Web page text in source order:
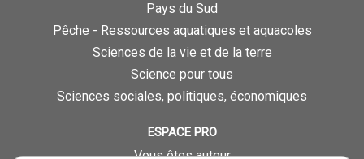
Pays du Sud
Pêche - Ressources aquatiques et aquacoles
Sciences de la vie et de la terre
Science pour tous
Sciences sociales, politiques, économiques
ESPACE PRO
Vous êtes auteur